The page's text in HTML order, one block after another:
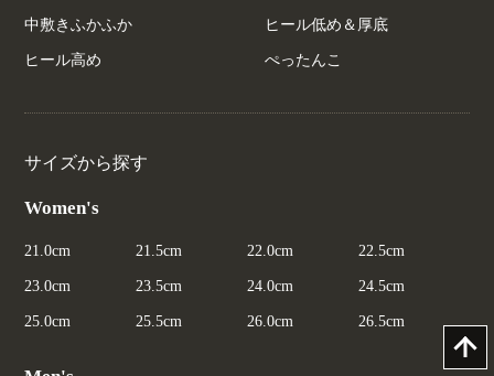
中敷きふかふか ヒール低め＆厚底
ヒール高め ぺったんこ
サイズから探す
Women's
21.0cm 21.5cm 22.0cm 22.5cm
23.0cm 23.5cm 24.0cm 24.5cm
25.0cm 25.5cm 26.0cm 26.5cm